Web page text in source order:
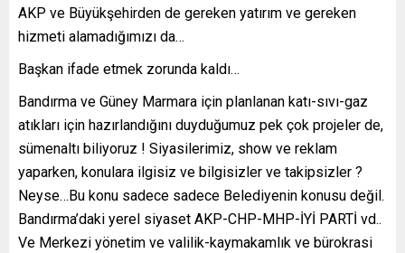
AKP ve Büyükşehirden de gereken yatırım ve gereken
hizmeti alamadığımızı da…
Başkan ifade etmek zorunda kaldı…
Bandırma ve Güney Marmara için planlanan katı-sıvı-gaz
atıkları için hazırlandığını duyduğumuz pek çok projeler de,
sümenaltı biliyoruz ! Siyasilerimiz, show ve reklam
yaparken, konulara ilgisiz ve bilgisizler ve takipsizler ?
Neyse…Bu konu sadece sadece Belediyenin konusu değil.
Bandırma’daki yerel siyaset AKP-CHP-MHP-İYİ PARTİ vd..
Ve Merkezi yönetim ve valilik-kaymakamlık ve bürokrasi